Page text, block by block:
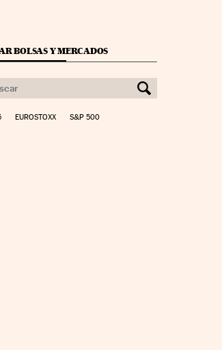
BOLSAS Y MERCADOS
EUROSTOXX S&P 500